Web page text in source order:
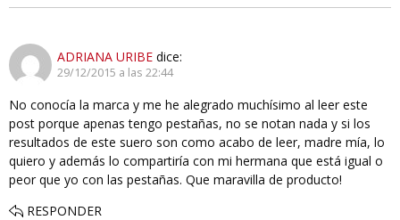
ADRIANA URIBE dice:
29/12/2015 a las 22:44
No conocía la marca y me he alegrado muchísimo al leer este
post porque apenas tengo pestañas, no se notan nada y si los
resultados de este suero son como acabo de leer, madre mía, lo
quiero y además lo compartiría con mi hermana que está igual o
peor que yo con las pestañas. Que maravilla de producto!
RESPONDER